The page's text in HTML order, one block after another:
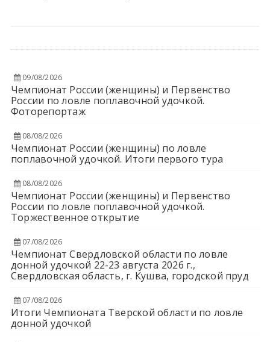
09/08/2026
Чемпионат России (женщины) и Первенство
России по ловле поплавочной удочкой.
Фоторепортаж
08/08/2026
Чемпионат России (женщины) по ловле
поплавочной удочкой. Итоги первого тура
08/08/2026
Чемпионат России (женщины) и Первенство
России по ловле поплавочной удочкой.
Торжественное открытие
07/08/2026
Чемпионат Свердловской области по ловле
донной удочкой 22-23 августа 2026 г.,
Свердловская область, г. Кушва, городской пруд
07/08/2026
Итоги Чемпионата Тверской области по ловле
донной удочкой